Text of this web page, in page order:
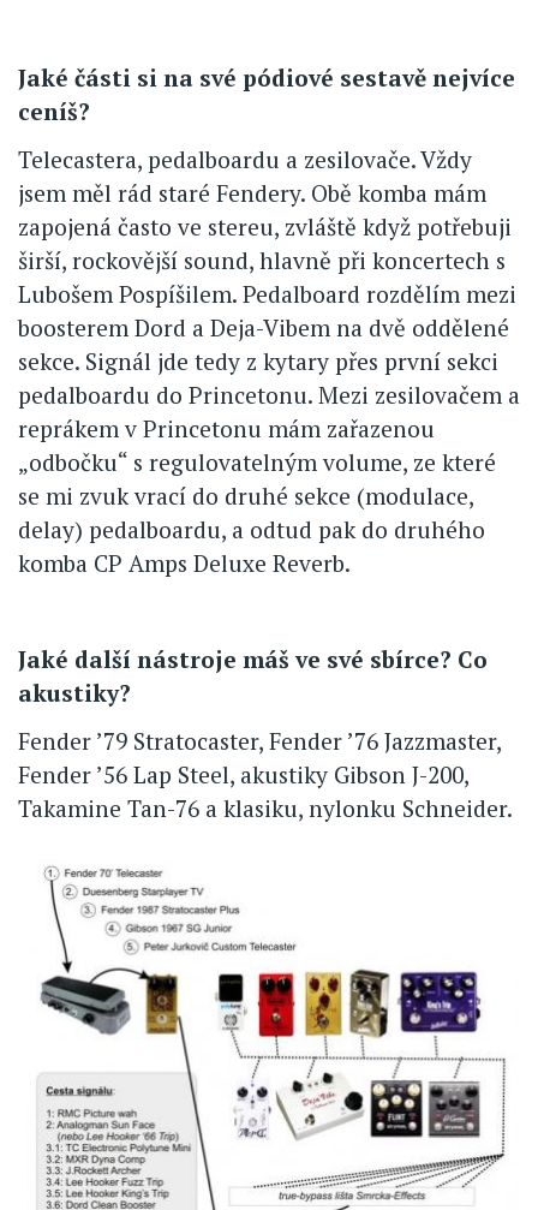
Jaké části si na své pódiové sestavě nejvíce
ceníš?
Telecastera, pedalboardu a zesilovače. Vždy
jsem měl rád staré Fendery. Obě komba mám
zapojená často ve stereu, zvláště když potřebuji
širší, rockovější sound, hlavně při koncertech s
Lubošem Pospíšilem. Pedalboard rozdělím mezi
boosterem Dord a Deja-Vibem na dvě oddělené
sekce. Signál jde tedy z kytary přes první sekci
pedalboardu do Princetonu. Mezi zesilovačem a
reprákem v Princetonu mám zařazenou
„odbočku“ s regulovatelným volume, ze které
se mi zvuk vrací do druhé sekce (modulace,
delay) pedalboardu, a odtud pak do druhého
komba CP Amps Deluxe Reverb.
Jaké další nástroje máš ve své sbírce? Co
akustiky?
Fender ’79 Stratocaster, Fender ’76 Jazzmaster,
Fender ’56 Lap Steel, akustiky Gibson J-200,
Takamine Tan-76 a klasiku, nylonku Schneider.